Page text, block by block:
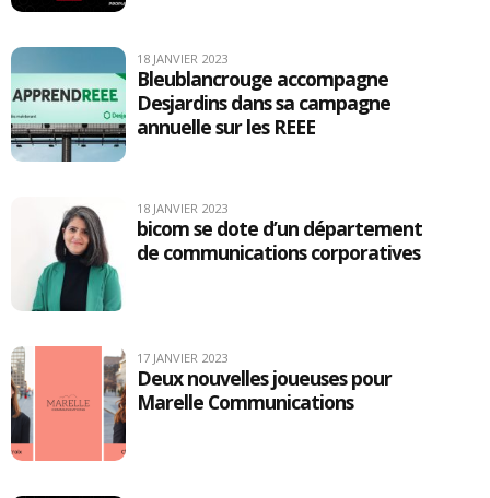
18 JANVIER 2023
Bleublancrouge accompagne
Desjardins dans sa campagne
annuelle sur les REEE
18 JANVIER 2023
bicom se dote d’un département
de communications corporatives
17 JANVIER 2023
Deux nouvelles joueuses pour
Marelle Communications